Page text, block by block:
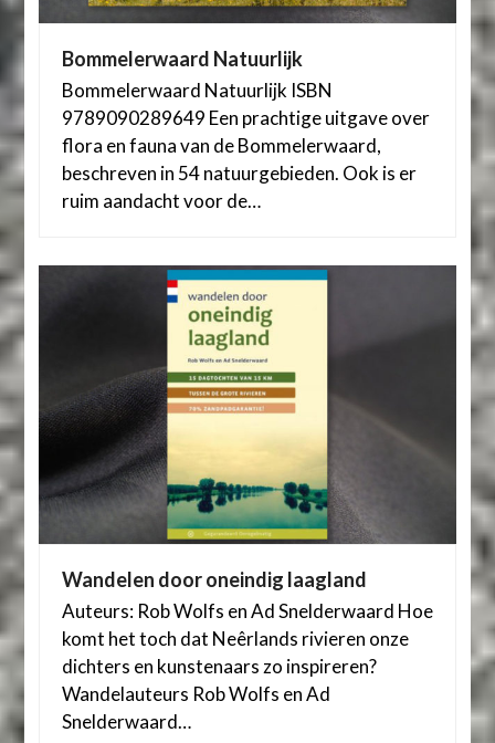
Bommelerwaard Natuurlijk
Bommelerwaard Natuurlijk ISBN
9789090289649 Een prachtige uitgave over
flora en fauna van de Bommelerwaard,
beschreven in 54 natuurgebieden. Ook is er
ruim aandacht voor de…
Wandelen door oneindig laagland
Auteurs: Rob Wolfs en Ad Snelderwaard Hoe
komt het toch dat Neêrlands rivieren onze
dichters en kunstenaars zo inspireren?
Wandelauteurs Rob Wolfs en Ad
Snelderwaard…